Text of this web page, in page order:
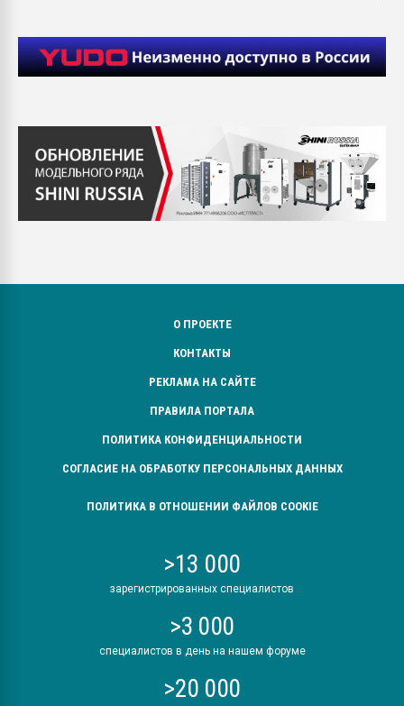
О ПРОЕКТЕ
КОНТАКТЫ
РЕКЛАМА НА САЙТЕ
ПРАВИЛА ПОРТАЛА
ПОЛИТИКА КОНФИДЕНЦИАЛЬНОСТИ
СОГЛАСИЕ НА ОБРАБОТКУ ПЕРСОНАЛЬНЫХ ДАННЫХ
ПОЛИТИКА В ОТНОШЕНИИ ФАЙЛОВ COOKIE
>13 000
зарегистрированных специалистов
>3 000
специалистов в день на нашем форуме
>20 000